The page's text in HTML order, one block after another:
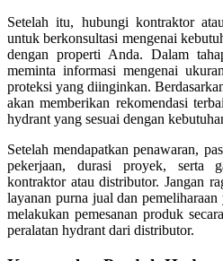
Setelah itu, hubungi kontraktor
untuk berkonsultasi mengenai
dengan properti Anda. Dalam
meminta informasi mengenai
proteksi yang diinginkan.
akan memberikan rekomendasi
hydrant yang sesuai dengan
Setelah mendapatkan penawaran,
pekerjaan, durasi proyek, serta
kontraktor atau distributor. Jangan
layanan purna jual dan
melakukan pemesanan produk
peralatan hydrant dari distributor.